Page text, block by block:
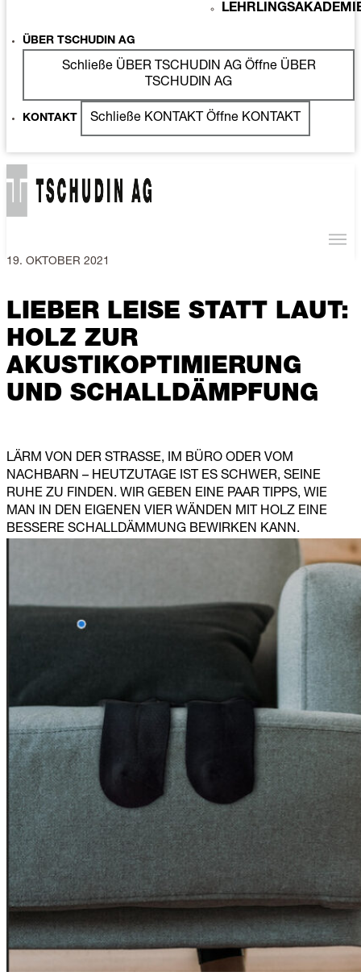
ÜBER TSCHUDIN AG
Schließe ÜBER TSCHUDIN AG Öffne ÜBER
TSCHUDIN AG
KONTAKT Schließe KONTAKT Öffne KONTAKT
19. OKTOBER 2021
LIEBER LEISE STATT LAUT:
HOLZ ZUR
AKUSTIKOPTIMIERUNG
UND SCHALLDÄMPFUNG
LÄRM VON DER STRASSE, IM BÜRO ODER VOM
NACHBARN – HEUTZUTAGE IST ES SCHWER, SEINE
RUHE ZU FINDEN. WIR GEBEN EINE PAAR TIPPS, WIE
MAN IN DEN EIGENEN VIER WÄNDEN MIT HOLZ EINE
BESSERE SCHALLDÄMMUNG BEWIRKEN KANN.